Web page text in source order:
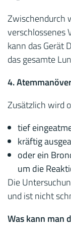
Zwischendurch
verschlossenes
kann das Gerät
das gesamte
4.
Zusätzlich wird
tief
kräftig
oder ein
um die
Die
und ist nicht
Was kann man